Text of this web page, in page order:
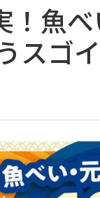
！魚
スゴイ